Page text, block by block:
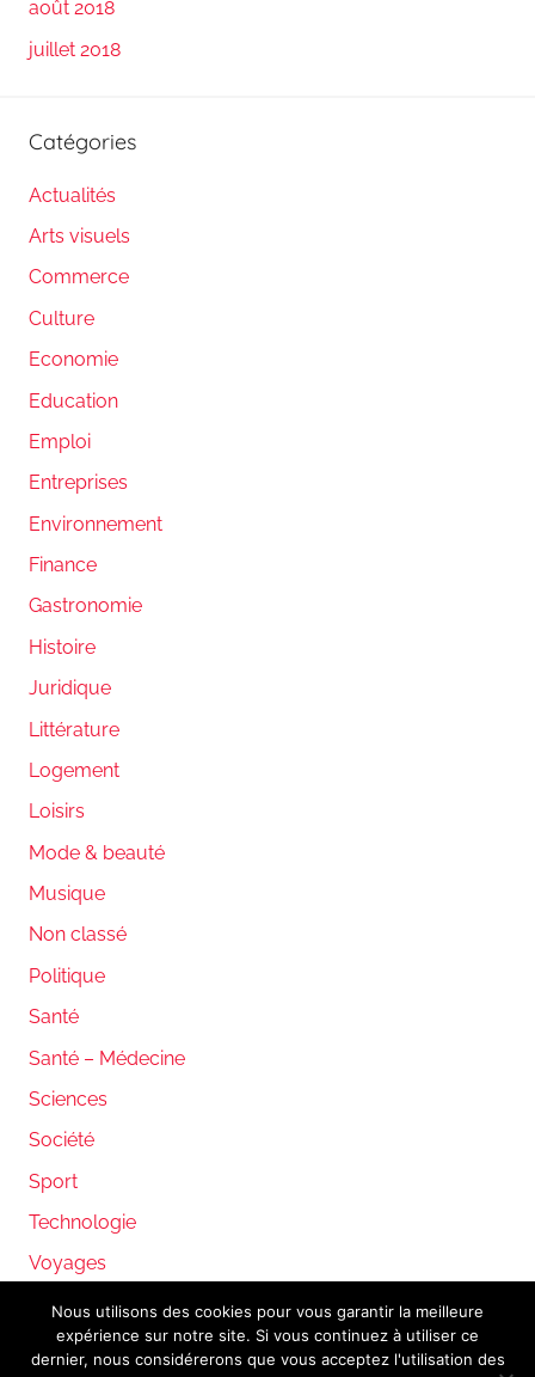
août 2018
juillet 2018
Catégories
Actualités
Arts visuels
Commerce
Culture
Economie
Education
Emploi
Entreprises
Environnement
Finance
Gastronomie
Histoire
Juridique
Littérature
Logement
Loisirs
Mode & beauté
Musique
Non classé
Politique
Santé
Santé – Médecine
Sciences
Société
Sport
Technologie
Voyages
WordPress Theme: Donovan by ThemeZee.
Nous utilisons des cookies pour vous garantir la meilleure
expérience sur notre site. Si vous continuez à utiliser ce
dernier, nous considérerons que vous acceptez l'utilisation des